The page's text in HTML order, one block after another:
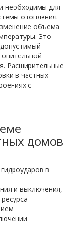
необходимы для
отопления.
объема
Это
Расширительные
в частных
с
домов
в
и выключения,